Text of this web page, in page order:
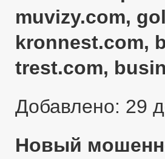
muvizy.com,
kronnest.com,
trest.com,
Добавлено: 29
Новый